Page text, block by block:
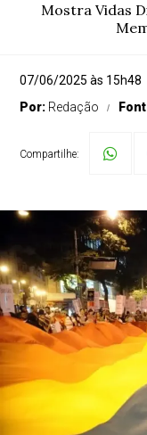
Mostra Vidas
07/06/2025 às 15h48
Por: Redação
Compartilhe: